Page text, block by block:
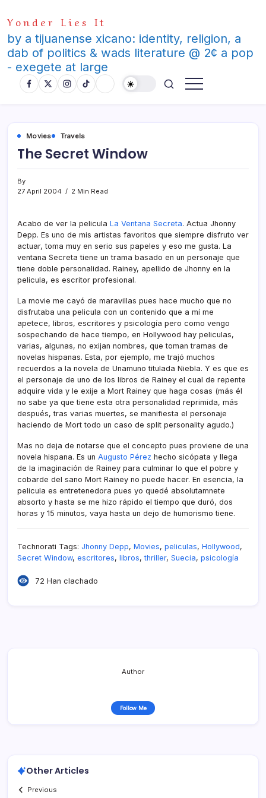
to
content
Yonder Lies It
by a tijuanense xicano: identity, religion, a
dab of politics & wads literature @ 2¢ a pop
- exegete at large
Movies Travels
The Secret Window
By
27 April 2004
2 Min Read
Acabo de ver la pelicula La Ventana Secreta. Actua Jhonny
Depp. Es uno de mis artistas favoritos que siempre disfruto ver
actuar, toma muy en serio sus papeles y eso me gusta. La
ventana Secreta tiene un trama basado en un personaje que
tiene doble personalidad. Rainey, apellido de Jhonny en la
pelicula, es escritor profesional.
La movie me cayó de maravillas pues hace mucho que no
disfrutaba una pelicula con un contenido que a mí­ me
apetece, libros, escritores y psicologí­a pero como vengo
sospechando de hace tiempo, en Hollywood hay peliculas,
varias, algunas, no exijan nombres, que toman tramas de
novelas hispanas. Esta, por ejemplo, me trajó muchos
recuerdos a la novela de Unamuno titulada Niebla. Y es que es
el personaje de uno de los libros de Rainey el cual de repente
adquire vida y le exije a Mort Rainey que haga cosas (más él
no sabe ya que tiene esta otra personalidad reprimida, más
después, tras varias muertes, se manifiesta el personaje
haciendo de Mort todo un caso de split personality agudo.)
Mas no deja de notarse que el concepto pues proviene de una
novela hispana. Es un Augusto Pérez hecho sicópata y llega
de la imaginación de Rainey para culminar lo que el pobre y
cobarde del sano Mort Rainey no puede hacer. En esencia, la
pelicula es entretenedora pues yo quedé absolutamnete
absorto y hasta se me hizo rápido el tiempo que duró, dos
horas y 15 minutos, vaya hasta un dejo de humorismo tiene.
Technorati Tags: Jhonny Depp, Movies, peliculas, Hollywood,
Secret Window, escritores, libros,thriller, Suecia, psicologí­a
72 Han clachado
Author
Follow Me
Other Articles
Previous